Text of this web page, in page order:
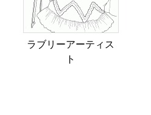
ラブリーアーティス
ト